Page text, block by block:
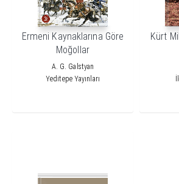
Ermeni Kaynaklarına Göre
Moğollar
A. G. Galstyan
Yeditepe Yayınları
Kürt